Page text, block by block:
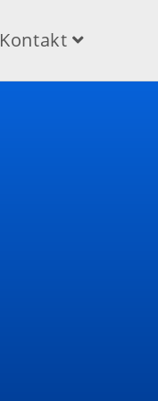
Kontakt